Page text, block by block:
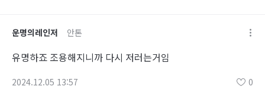
운명의레인저 안톤
유명하죠 조용해지니까 다시 저러는거임
2024.12.05 13:57 0